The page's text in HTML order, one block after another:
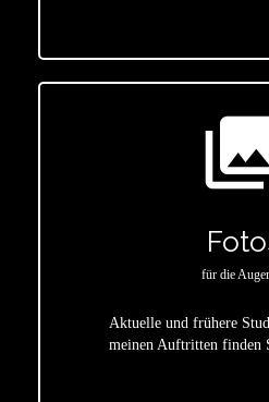
für die
Aktuelle und frühere
meinen Auftritten finden